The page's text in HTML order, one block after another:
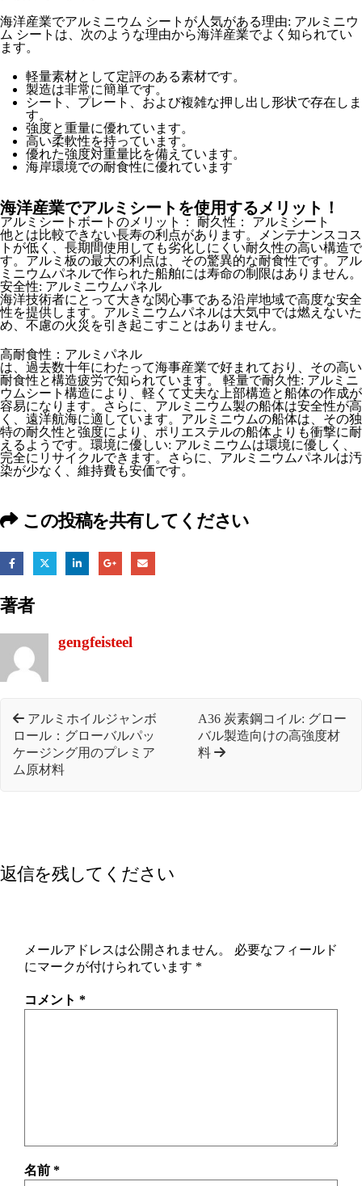
海洋産業でアルミニウム シートが人気がある理由: アルミニウ
ム シートは、次のような理由から海洋産業でよく知られてい
ます。
軽量素材として定評のある素材です。
製造は非常に簡単です。
シート、プレート、および複雑な押し出し形状で存在しま
す。
強度と重量に優れています。
高い柔軟性を持っています。
優れた強度対重量比を備えています。
海岸環境での耐食性に優れています
海洋産業でアルミシートを使用するメリット！
アルミシートボートのメリット： 耐久性： アルミシート
他とは比較できない長寿の利点があります。メンテナンスコス
トが低く、長期間使用しても劣化しにくい耐久性の高い構造で
す。アルミ板の最大の利点は、その驚異的な耐食性です。アル
ミニウムパネルで作られた船舶には寿命の制限はありません。
安全性: アルミニウムパネル
海洋技術者にとって大きな関心事である沿岸地域で高度な安全
性を提供します。アルミニウムパネルは大気中では燃えないた
め、不慮の火災を引き起こすことはありません。
高耐食性：アルミパネル
は、過去数十年にわたって海事産業で好まれており、その高い
耐食性と構造疲労で知られています。 軽量で耐久性: アルミニ
ウムシート構造により、軽くて丈夫な上部構造と船体の作成が
容易になります。さらに、アルミニウム製の船体は安全性が高
く、遠洋航海に適しています。アルミニウムの船体は、その独
特の耐久性と強度により、ポリエステルの船体よりも衝撃に耐
えるようです。環境に優しい: アルミニウムは環境に優しく、
完全にリサイクルできます。さらに、アルミニウムパネルは汚
染が少なく、維持費も安価です。
この投稿を共有してください
著者
gengfeisteel
アルミホイルジャンボ
ロール：グローバルパッ
ケージング用のプレミア
ム原材料
A36 炭素鋼コイル: グロー
バル製造向けの高強度材
料
返信を残してください
メールアドレスは公開されません。
必要なフィールド
にマークが付けられています *
コメント *
名前 *